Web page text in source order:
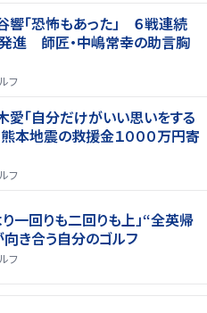
響「恐怖もあった」 ６戦連続
進 師匠・中嶋常幸の助言胸
フ
愛「自分だけがいい思いをする
本地震の救援金１０００万円寄
フ
一回りも二回りも上」“全英帰
き合う自分のゴルフ
フ